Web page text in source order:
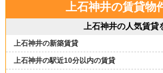
上石神井の賃貸物
上石神井の人気賃貸
上石神井の新築賃貸
上石神井の駅近10分以内の賃貸